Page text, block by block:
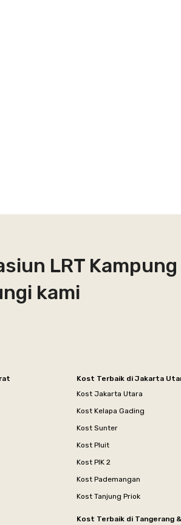
LRT
kami
Kost Terbaik di Jakarta
Kost Jakarta Utara
Kost Kelapa Gading
Kost Sunter
Kost Pluit
Kost PIK 2
Kost Pademangan
Kost Tanjung Priok
Kost Terbaik di Tangerang